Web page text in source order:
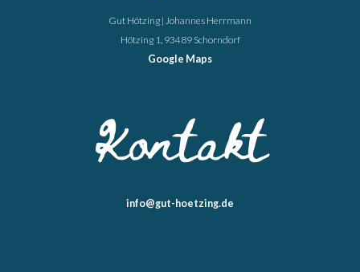
Gut Hötzing | Johannes Herrmann
Hötzing 1, 93489 Schorndorf
Google Maps
Kontakt
info@gut-hoetzing.de